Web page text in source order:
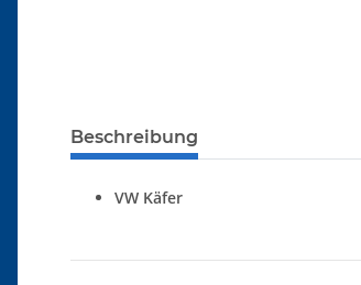
Beschreibung
VW Käfer